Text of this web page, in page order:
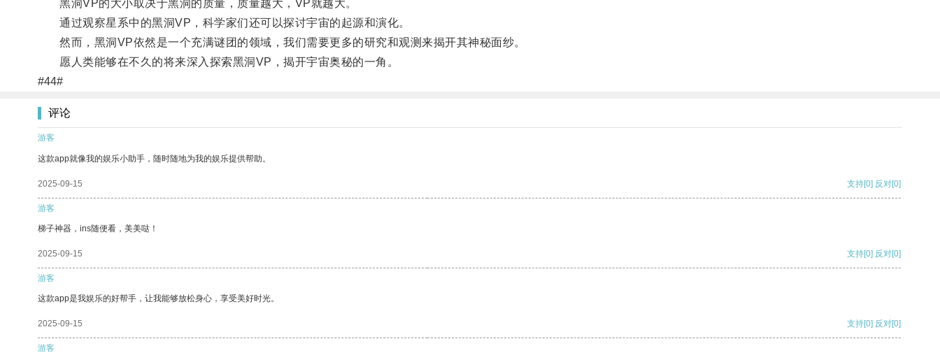
黑洞VP的大小取决于黑洞的质量，质量越大，VP就越大。
通过观察星系中的黑洞VP，科学家们还可以探讨宇宙的起源和演化。
然而，黑洞VP依然是一个充满谜团的领域，我们需要更多的研究和观测来揭开其神秘面纱。
愿人类能够在不久的将来深入探索黑洞VP，揭开宇宙奥秘的一角。
#44#
评论
游客
这款app就像我的娱乐小助手，随时随地为我的娱乐提供帮助。
2025-09-15 支持[0] 反对[0]
游客
梯子神器，ins随便看，美美哒！
2025-09-15 支持[0] 反对[0]
游客
这款app是我娱乐的好帮手，让我能够放松身心，享受美好时光。
2025-09-15 支持[0] 反对[0]
游客